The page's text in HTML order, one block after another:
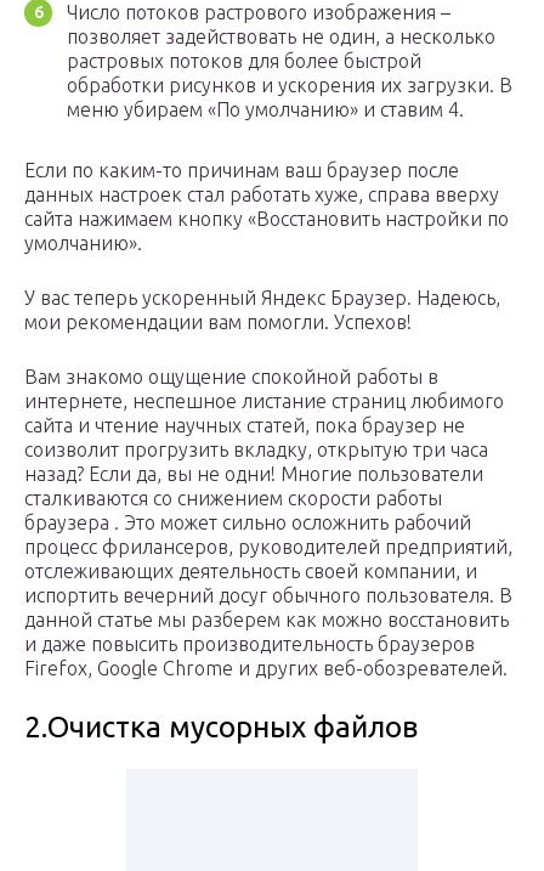
Число потоков растрового изображения –
позволяет задействовать не один, а несколько
растровых потоков для более быстрой
обработки рисунков и ускорения их загрузки. В
меню убираем «По умолчанию» и ставим 4.
Если по каким-то причинам ваш браузер после
данных настроек стал работать хуже, справа вверху
сайта нажимаем кнопку «Восстановить настройки по
умолчанию».
У вас теперь ускоренный Яндекс Браузер. Надеюсь,
мои рекомендации вам помогли. Успехов!
Вам знакомо ощущение спокойной работы в
интернете, неспешное листание страниц любимого
сайта и чтение научных статей, пока браузер не
соизволит прогрузить вкладку, открытую три часа
назад? Если да, вы не одни! Многие пользователи
сталкиваются со снижением скорости работы
браузера . Это может сильно осложнить рабочий
процесс фрилансеров, руководителей предприятий,
отслеживающих деятельность своей компании, и
испортить вечерний досуг обычного пользователя. В
данной статье мы разберем как можно восстановить
и даже повысить производительность браузеров
Firefox, Google Chrome и других веб-обозревателей.
2.Очистка мусорных файлов